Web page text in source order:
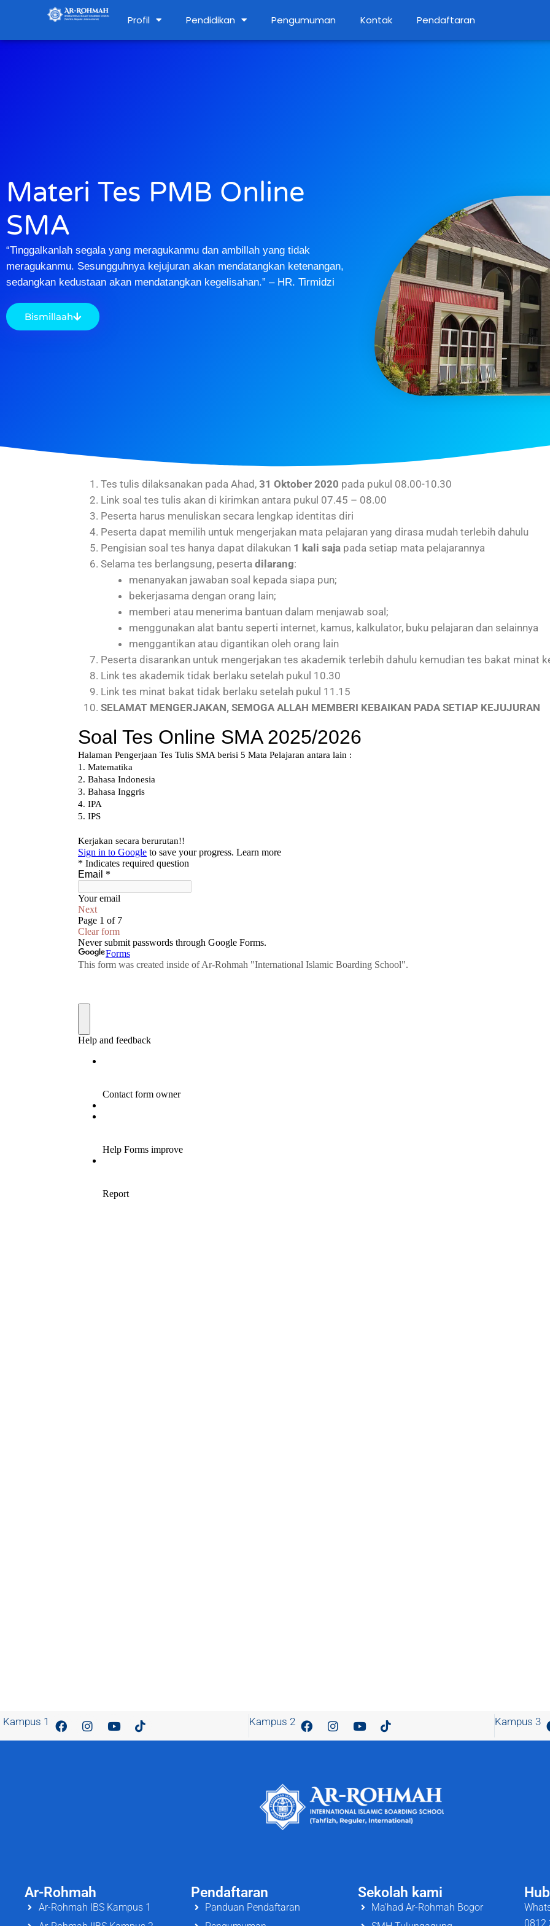
Profil Pendidikan Pengumuman Kontak Pendaftaran
Materi Tes PMB Online
SMA
“Tinggalkanlah segala yang meragukanmu dan ambillah yang tidak
meragukanmu. Sesungguhnya kejujuran akan mendatangkan ketenangan,
sedangkan kedustaan akan mendatangkan kegelisahan.” – HR. Tirmidzi
Bismillaah
Tes tulis dilaksanakan pada Ahad, 31 Oktober 2020 pada pukul 08.00-10.30
Link soal tes tulis akan di kirimkan antara pukul 07.45 – 08.00
Peserta harus menuliskan secara lengkap identitas diri
Peserta dapat memilih untuk mengerjakan mata pelajaran yang dirasa mudah terlebih dahulu
Pengisian soal tes hanya dapat dilakukan 1 kali saja pada setiap mata pelajarannya
Selama tes berlangsung, peserta dilarang:
menanyakan jawaban soal kepada siapa pun;
bekerjasama dengan orang lain;
memberi atau menerima bantuan dalam menjawab soal;
menggunakan alat bantu seperti internet, kamus, kalkulator, buku pelajaran dan selainnya
menggantikan atau digantikan oleh orang lain
Peserta disarankan untuk mengerjakan tes akademik terlebih dahulu kemudian tes bakat minat
Link tes akademik tidak berlaku setelah pukul 10.30
Link tes minat bakat tidak berlaku setelah pukul 11.15
SELAMAT MENGERJAKAN, SEMOGA ALLAH MEMBERI KEBAIKAN PADA SETIAP KEJUJURAN
Kampus 1 Kampus 2 Kampus 3
Ar-Rohmah
Ar-Rohmah IBS Kampus 1
Pendaftaran
Panduan Pendaftaran
0812
Sekolah kami
Ma'had Ar-Rohmah Bogor